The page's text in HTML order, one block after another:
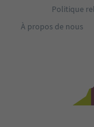
Politique
À propos de nous